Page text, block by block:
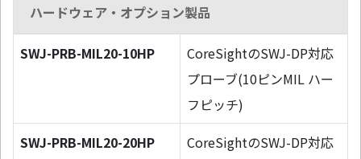
ハードウェア・オプション製品
SWJ-PRB-MIL20-10HP
CoreSightのSWJ-DP対応
プローブ(10ピンMIL ハー
フピッチ)
SWJ-PRB-MIL20-20HP
CoreSightのSWJ-DP対応